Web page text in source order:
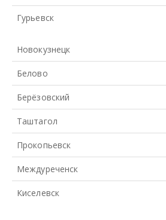
Гурьевск
Новокузнецк
Белово
Берёзовский
Таштагол
Прокопьевск
Междуреченск
Киселевск